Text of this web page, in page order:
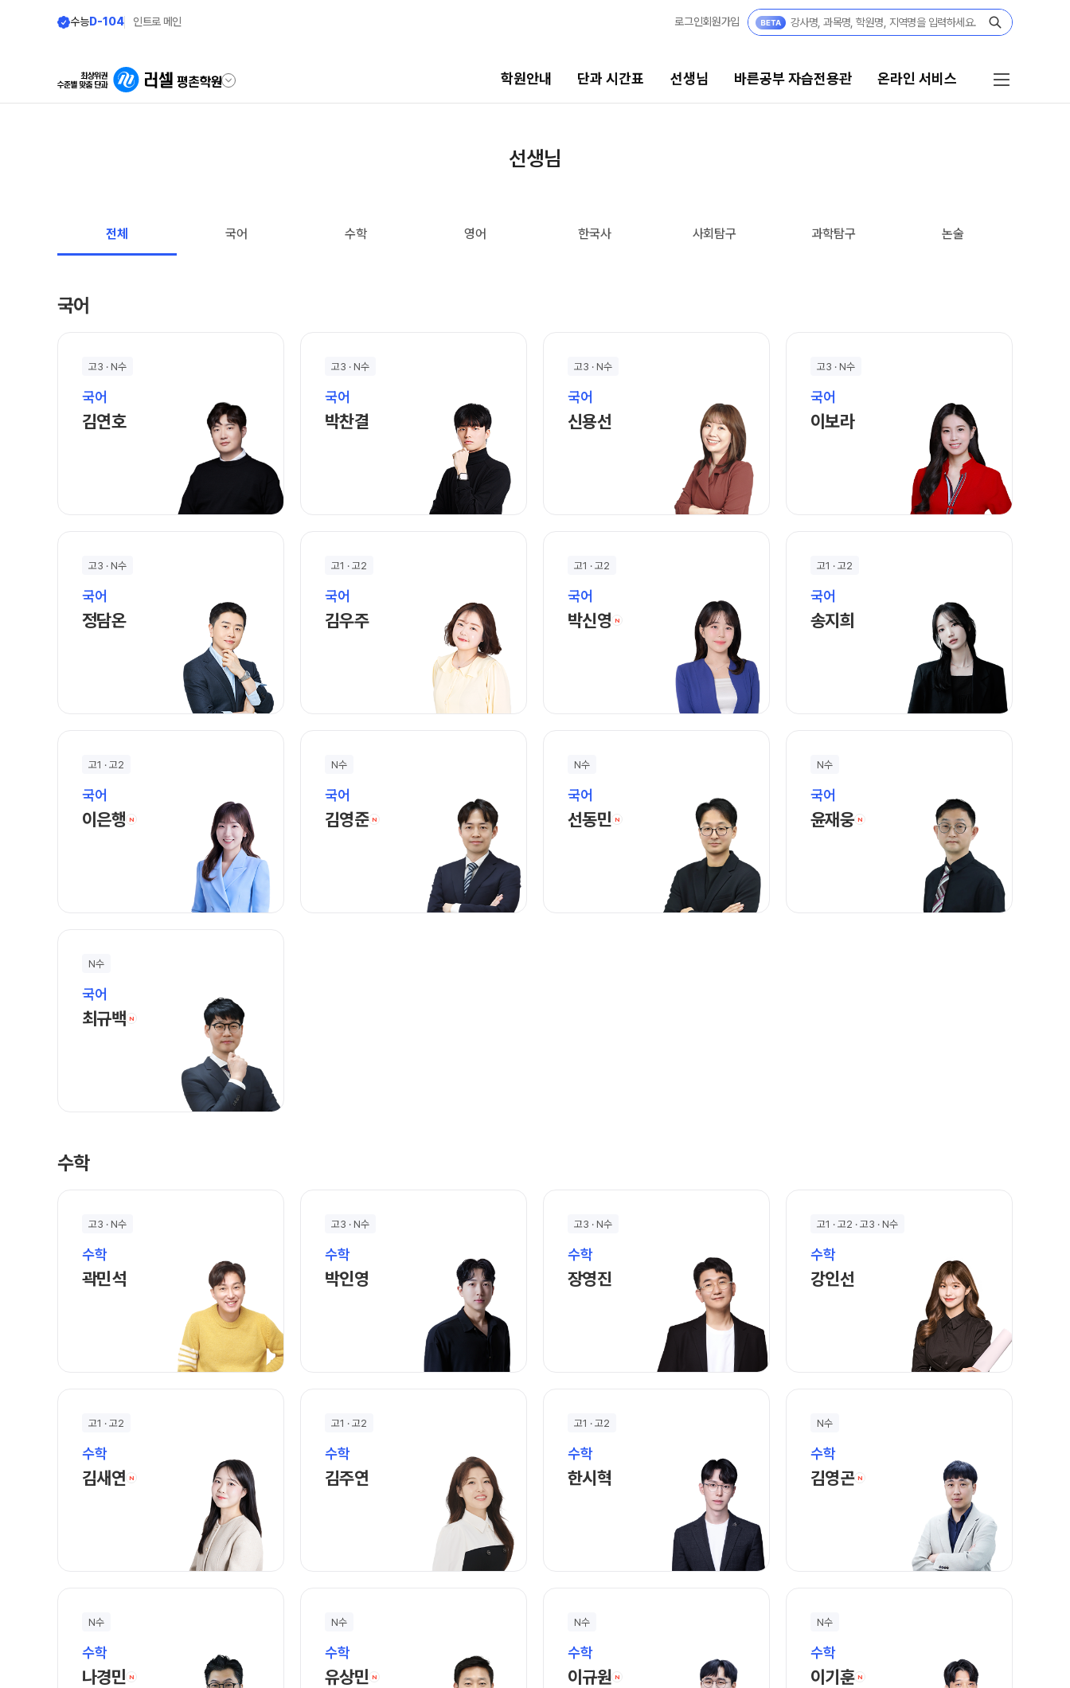
수능D-104 인트로 메인 로그인회원가입
학원안내 단과 시간표 선생님 바른공부 자습전용관 온라인 서비스
학원 이용 안내
학원 시설
위치안내
학원 상담
9월 정규·특강 단과
고1·고2
썸머특강[고1·고2]
8~9월 중간고사 대비 강좌
고2 수능 시작반
논술
2027 N수 종합반
2027 반수 종합반
2027 파이널 종합반
고1·고2·고3
2027 재학생 정규반
[재원생] 바자관 콘텐츠 구매
OMEGA 모의고사
전국 대단위 실전 모의고사
메가X대성 더 프리미엄 모의고사
ALPHA 모의고사
수학 아이젠
메가패스 특별 지원
메가 스마트 리포트
실시간 질문답변 앱 QUBE
선생님
전체 국어 수학 영어 한국사 사회탐구 과학탐구 논술
국어
고3 · N수
국어
김연호김연호 선생님 홈 바로가기
고3 · N수
국어
박찬결 박찬결 선생님 홈 바로가기
고3 · N수
국어
신용선 신용선 선생님 홈 바로가기
고3 · N수
국어
이보라 이보라 선생님 홈 바로가기
고3 · N수
국어
정담온 정담온 선생님 홈 바로가기
고1 · 고2
국어
김우주 김우주 선생님 홈 바로가기
고1 · 고2
국어
박신영 N 박신영 선생님 홈 바로가기
고1 · 고2
국어
송지희 송지희 선생님 홈 바로가기
고1 · 고2
국어
이은행 N 이은행 선생님 홈 바로가기
N수
국어
김영준 N 김영준 선생님 홈 바로가기
N수
국어
선동민 N 선동민 선생님 홈 바로가기
N수
국어
윤재웅 N 윤재웅 선생님 홈 바로가기
N수
국어
최규백 N 최규백 선생님 홈 바로가기
수학
고3 · N수
수학
곽민석곽민석 선생님 홈 바로가기
고3 · N수
수학
박인영 박인영 선생님 홈 바로가기
고3 · N수
수학
장영진 장영진 선생님 홈 바로가기
고1 · 고2 · 고3 · N수
수학
강인선 강인선 선생님 홈 바로가기
고1 · 고2
수학
김새연 N 김새연 선생님 홈 바로가기
고1 · 고2
수학
김주연 김주연 선생님 홈 바로가기
고1 · 고2
수학
한시혁 한시혁 선생님 홈 바로가기
N수
수학
김영곤 N 김영곤 선생님 홈 바로가기
N수
수학
나경민 N 나경민 선생님 홈 바로가기
N수
수학
유상민 N 유상민 선생님 홈 바로가기
N수
수학
이규원 N 이규원 선생님 홈 바로가기
N수
수학
이기훈 N 이기훈 선생님 홈 바로가기